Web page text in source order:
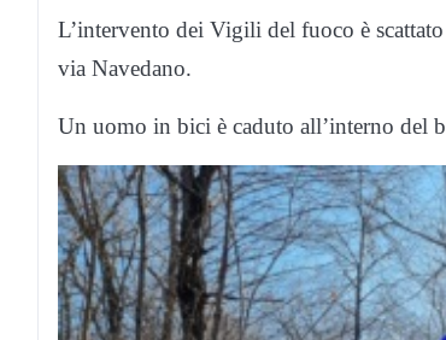
L’intervento dei Vigili del fuoco è
via Navedano.
Un uomo in bici è caduto all’interno del